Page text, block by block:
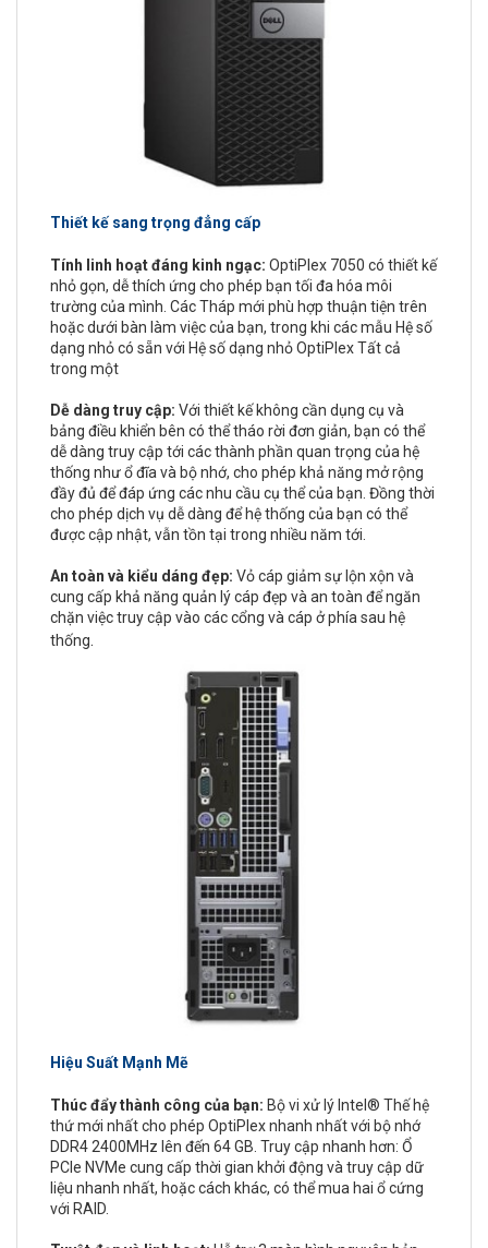
Thiết kế sang trọng đẳng cấp
Tính linh hoạt đáng kinh ngạc: OptiPlex 7050 có thiết kế
nhỏ gọn, dễ thích ứng cho phép bạn tối đa hóa môi
trường của mình. Các Tháp mới phù hợp thuận tiện trên
hoặc dưới bàn làm việc của bạn, trong khi các mẫu Hệ số
dạng nhỏ có sẵn với Hệ số dạng nhỏ OptiPlex Tất cả
trong một
Dễ dàng truy cập: Với thiết kế không cần dụng cụ và
bảng điều khiển bên có thể tháo rời đơn giản, bạn có thể
dễ dàng truy cập tới các thành phần quan trọng của hệ
thống như ổ đĩa và bộ nhớ, cho phép khả năng mở rộng
đầy đủ để đáp ứng các nhu cầu cụ thể của bạn. Đồng thời
cho phép dịch vụ dễ dàng để hệ thống của bạn có thể
được cập nhật, vẫn tồn tại trong nhiều năm tới.
An toàn và kiểu dáng đẹp: Vỏ cáp giảm sự lộn xộn và
cung cấp khả năng quản lý cáp đẹp và an toàn để ngăn
chặn việc truy cập vào các cổng và cáp ở phía sau hệ
thống.
Hiệu Suất Mạnh Mẽ
Thúc đẩy thành công của bạn: Bộ vi xử lý Intel® Thế hệ
thứ mới nhất cho phép OptiPlex nhanh nhất với bộ nhớ
DDR4 2400MHz lên đến 64 GB. Truy cập nhanh hơn: Ổ
PCIe NVMe cung cấp thời gian khởi động và truy cập dữ
liệu nhanh nhất, hoặc cách khác, có thể mua hai ổ cứng
với RAID.